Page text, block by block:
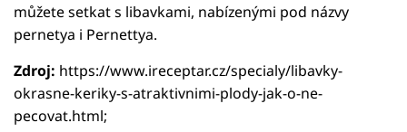
můžete setkat s libavkami, nabízenými pod názvy
pernetya i Pernettya.
Zdroj: https://www.ireceptar.cz/specialy/libavky-
okrasne-keriky-s-atraktivnimi-plody-jak-o-ne-
pecovat.html;